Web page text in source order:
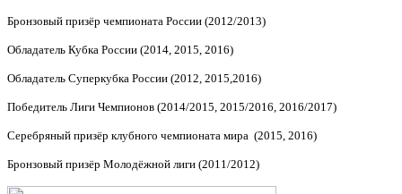
Бронзовый призёр чемпионата России (2012/2013)
Обладатель Кубка России (2014, 2015, 2016)
Обладатель Суперкубка России (2012, 2015,2016)
Победитель Лиги Чемпионов (2014/2015, 2015/2016, 2016/2017)
Серебряный призёр клубного чемпионата мира (2015, 2016)
Бронзовый призёр Молодёжной лиги (2011/2012)